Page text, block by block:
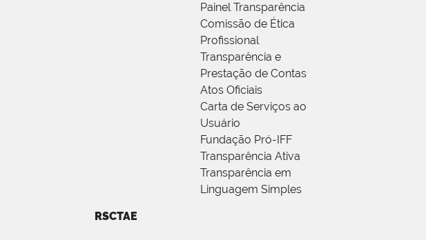
Painel Transparência
Comissão de Ética
Profissional
Transparência e
Prestação de Contas
Atos Oficiais
Carta de Serviços ao
Usuário
Fundação Pró-IFF
Transparência Ativa
Transparência em
Linguagem Simples
RSCTAE